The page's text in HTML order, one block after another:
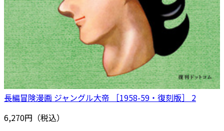
長編冒険漫画 ジャングル大帝 ［1958-59・復刻版］ 2
6,270円（税込）